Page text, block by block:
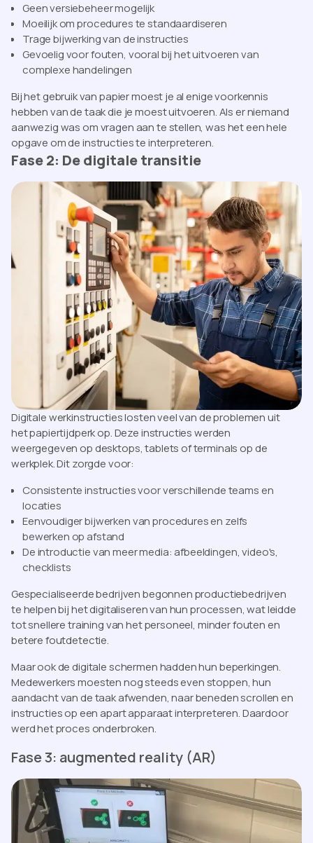
Geen versiebeheer mogelijk
Moeilijk om procedures te standaardiseren
Trage bijwerking van de instructies
Gevoelig voor fouten, vooral bij het uitvoeren van
complexe handelingen
Bij het gebruik van papier moest je al enige voorkennis
hebben van de taak die je moest uitvoeren. Als er niemand
aanwezig was om vragen aan te stellen, was het een hele
opgave om de instructies te interpreteren.
Fase 2: De digitale transitie
Digitale werkinstructies losten veel van de problemen uit
het papiertijdperk op. Deze instructies werden
weergegeven op desktops, tablets of terminals op de
werkplek. Dit zorgde voor:
Consistente instructies voor verschillende teams en
locaties
Eenvoudiger bijwerken van procedures en zelfs
bewerken op afstand
De introductie van meer media: afbeeldingen, video's,
checklists
Gespecialiseerde bedrijven begonnen productiebedrijven
te helpen bij het digitaliseren van hun processen, wat leidde
tot snellere training van het personeel, minder fouten en
betere foutdetectie.
Maar ook de digitale schermen hadden hun beperkingen.
Medewerkers moesten nog steeds even stoppen, hun
aandacht van de taak afwenden, naar beneden scrollen en
instructies op een apart apparaat interpreteren. Daardoor
werd het proces onderbroken.
Fase 3: augmented reality (AR)